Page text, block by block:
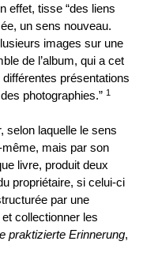
effet, tisse “des liens
un sens nouveau.
images sur une
de l’album, qui a cet
présentations
photographies.” 1
selon laquelle le sens
même, mais par son
livre, produit deux
propriétaire, si celui-ci
par une
collectionner les
praktizierte Erinnerung,